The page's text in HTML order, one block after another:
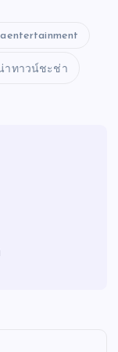
าทาวน์ชะช่า